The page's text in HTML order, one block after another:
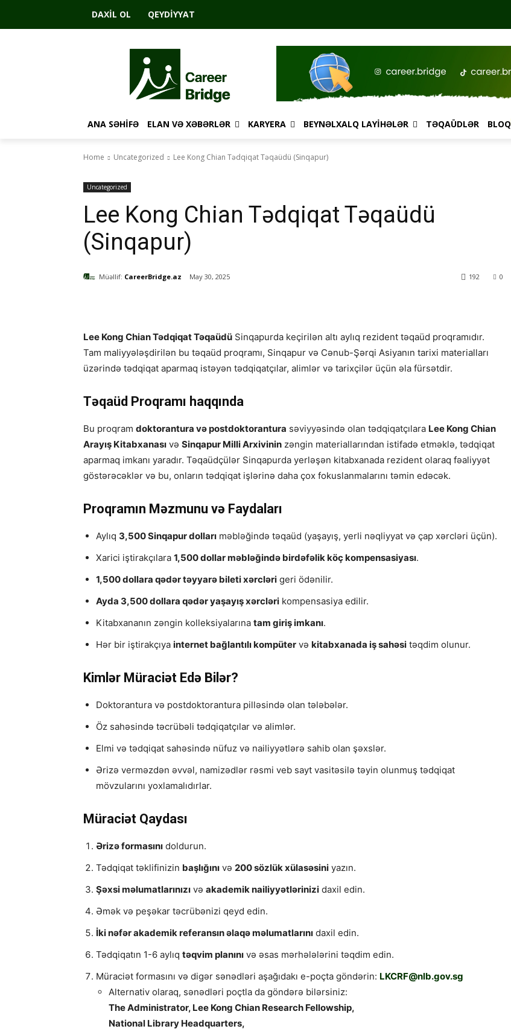
DAXIL OL QEYDIYYAT
ANA SƏHIFƏ ELAN VƏ XƏBƏRLƏR KARYERA BEYNƏLXALQ LAYIHƏLƏR TƏQAÜDLƏR BLOQ
Home Uncategorized Lee Kong Chian Tədqiqat Təqaüdü (Sinqapur)
Uncategorized
Lee Kong Chian Tədqiqat Təqaüdü
(Sinqapur)
Müəllif: CareerBridge.az May 30, 2025 0
192
Lee Kong Chian Tədqiqat Təqaüdü Sinqapurda keçirilən altı aylıq rezident təqaüd proqramıdır.
Tam maliyyələşdirilən bu təqaüd proqramı, Sinqapur və Cənub-Şərqi Asiyanın tarixi materialları
üzərində tədqiqat aparmaq istəyən tədqiqatçılar, alimlər və tarixçilər üçün əla fürsətdir.
Təqaüd Proqramı haqqında
Bu proqram doktorantura və postdoktorantura səviyyəsində olan tədqiqatçılara Lee Kong Chian
Arayış Kitabxanası və Sinqapur Milli Arxivinin zəngin materiallarından istifadə etməklə, tədqiqat
aparmaq imkanı yaradır. Təqaüdçülər Sinqapurda yerləşən kitabxanada rezident olaraq fəaliyyət
göstərəcəklər və bu, onların tədqiqat işlərinə daha çox fokuslanmalarını təmin edəcək.
Proqramın Məzmunu və Faydaları
Aylıq 3,500 Sinqapur dolları məbləğində təqaüd (yaşayış, yerli nəqliyyat və çap xərcləri üçün).
Xarici iştirakçılara 1,500 dollar məbləğində birdəfəlik köç kompensasiyası.
1,500 dollara qədər təyyarə bileti xərcləri geri ödənilir.
Ayda 3,500 dollara qədər yaşayış xərcləri kompensasiya edilir.
Kitabxananın zəngin kolleksiyalarına tam giriş imkanı.
Hər bir iştirakçıya internet bağlantılı kompüter və kitabxanada iş sahəsi təqdim olunur.
Kimlər Müraciət Edə Bilər?
Doktorantura və postdoktorantura pilləsində olan tələbələr.
Öz sahəsində təcrübəli tədqiqatçılar və alimlər.
Elmi və tədqiqat sahəsində nüfuz və nailiyyətlərə sahib olan şəxslər.
Ərizə verməzdən əvvəl, namizədlər rəsmi veb sayt vasitəsilə təyin olunmuş tədqiqat
mövzularını yoxlamalıdırlar.
Müraciət Qaydası
Ərizə formasını doldurun.
Tədqiqat təklifinizin başlığını və 200 sözlük xülasəsini yazın.
Şəxsi məlumatlarınızı və akademik nailiyyətlərinizi daxil edin.
Əmək və peşəkar təcrübənizi qeyd edin.
İki nəfər akademik referansın əlaqə məlumatlarını daxil edin.
Tədqiqatın 1-6 aylıq təqvim planını və əsas mərhələlərini təqdim edin.
Müraciət formasını və digər sənədləri aşağıdakı e-poçta göndərin: LKCRF@nlb.gov.sg
Alternativ olaraq, sənədləri poçtla da göndərə bilərsiniz:
The Administrator, Lee Kong Chian Research Fellowship,
National Library Headquarters,